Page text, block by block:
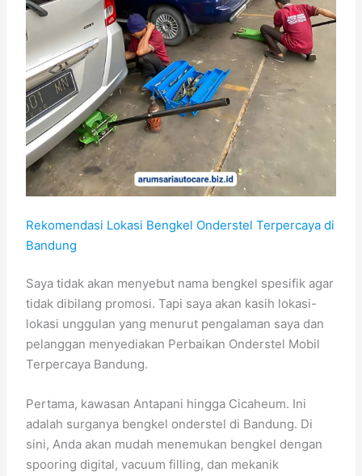
Rekomendasi Lokasi Bengkel Onderstel Terpercaya di
Bandung
Saya tidak akan menyebut nama bengkel spesifik agar
tidak dibilang promosi. Tapi saya akan kasih lokasi-
lokasi unggulan yang menurut pengalaman saya dan
pelanggan menyediakan Perbaikan Onderstel Mobil
Terpercaya Bandung.
Pertama, kawasan Antapani hingga Cicaheum. Ini
adalah surganya bengkel onderstel di Bandung. Di
sini, Anda akan mudah menemukan bengkel dengan
spooring digital, vacuum filling, dan mekanik